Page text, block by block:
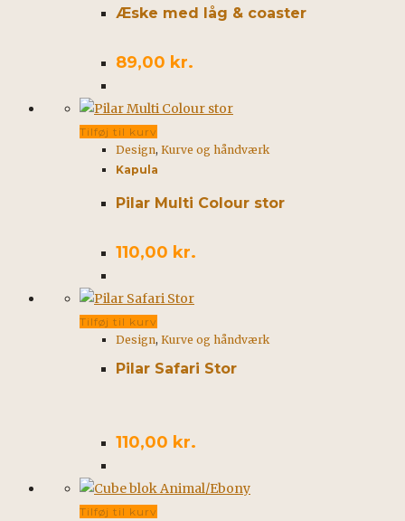
Æske med låg & coaster
89,00 kr.
Tilføj til kurv
Design, Kurve og håndværk
Kapula
Pilar Multi Colour stor
110,00 kr.
Tilføj til kurv
Design, Kurve og håndværk
Pilar Safari Stor
110,00 kr.
Tilføj til kurv